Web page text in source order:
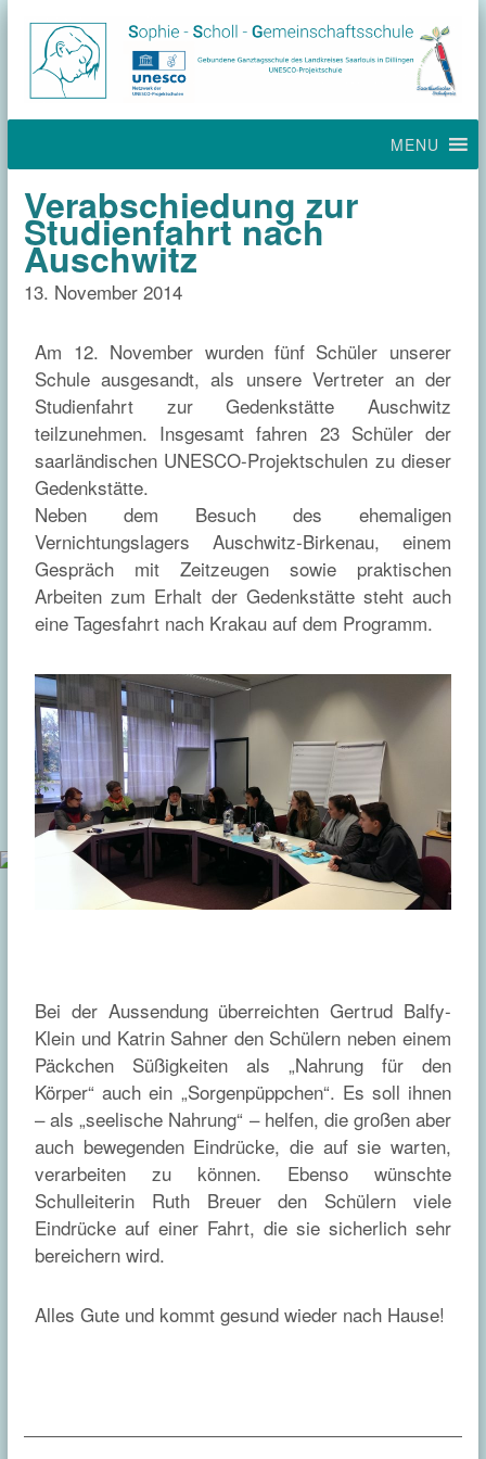
MENU
Verabschiedung zur
Studienfahrt nach
Auschwitz
13. November 2014
Am 12. November wurden fünf Schüler unserer
Schule ausgesandt, als unsere Vertreter an der
Studienfahrt zur Gedenkstätte Auschwitz
teilzunehmen. Insgesamt fahren 23 Schüler der
saarländischen UNESCO-Projektschulen zu dieser
Gedenkstätte.
Neben dem Besuch des ehemaligen
Vernichtungslagers Auschwitz-Birkenau, einem
Gespräch mit Zeitzeugen sowie praktischen
Arbeiten zum Erhalt der Gedenkstätte steht auch
eine Tagesfahrt nach Krakau auf dem Programm.
Bei der Aussendung überreichten Gertrud Balfy-
Klein und Katrin Sahner den Schülern neben einem
Päckchen Süßigkeiten als „Nahrung für den
Körper“ auch ein „Sorgenpüppchen“. Es soll ihnen
– als „seelische Nahrung“ – helfen, die großen aber
auch bewegenden Eindrücke, die auf sie warten,
verarbeiten zu können. Ebenso wünschte
Schulleiterin Ruth Breuer den Schülern viele
Eindrücke auf einer Fahrt, die sie sicherlich sehr
bereichern wird.
Alles Gute und kommt gesund wieder nach Hause!